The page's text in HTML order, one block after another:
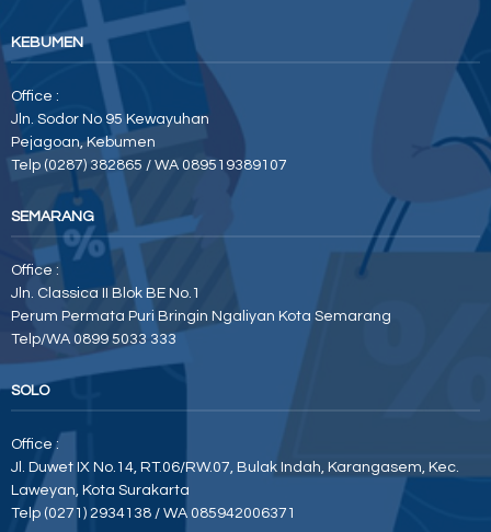
KEBUMEN
Office :
Jln. Sodor No 95 Kewayuhan
Pejagoan, Kebumen
Telp (0287) 382865 / WA 089519389107
SEMARANG
Office :
Jln. Classica II Blok BE No.1
Perum Permata Puri Bringin Ngaliyan Kota Semarang
Telp/WA 0899 5033 333
SOLO
Office :
Jl. Duwet IX No.14, RT.06/RW.07, Bulak Indah, Karangasem, Kec.
Laweyan, Kota Surakarta
Telp (0271) 2934138 / WA 085942006371